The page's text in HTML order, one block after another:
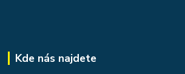
Kde nás najdete